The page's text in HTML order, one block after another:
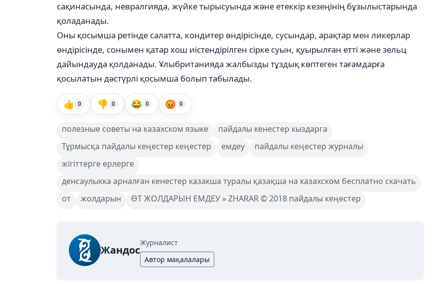
сақинасында, невралгияда, жүйке тырысуында және етеккір кезеңінің бұзылыстарында
қоладанады.
Оны қосымша ретінде салатта, кондитер өндірісінде, сусындар, арақтар мен ликерлар
өндірісінде, сонымен қатар хош иістендірілген сірке суын, қуырылған етті және зельц
дайындауда қолданады. Ұлыбританияда жалбызды тұздық көптеген тағамдарға
қосылатын дәстүрлі қосымша болып табылады.
👍 0 👎 0 😂 0 😡 0
полезные советы на казахском языке
пайдалы кенестер кыздарга
Тұрмысқа пайдалы кеңестер кеңестер
емдеу
пайдалы кеңестер журналы
жігіттерге ерлерге
денсаулыкка арналған кенестер казакша туралы қазақша на казахском бесплатно скачать
от
жолдарын ӨТ ЖОЛДАРЫН ЕМДЕУ » ZHARAR © 2018 пайдалы кеңестер
Жандос
Журналист
Автор мақалалары